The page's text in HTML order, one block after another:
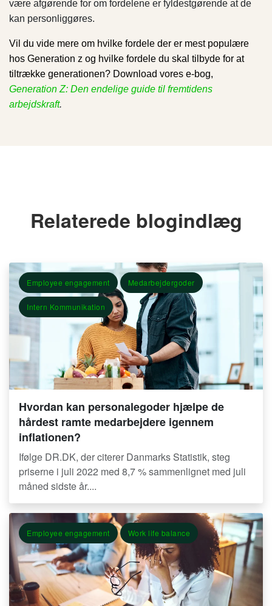
være afgørende for om fordelene er fyldestgørende at de
kan personliggøres.
Vil du vide mere om hvilke fordele der er mest populære
hos Generation z og hvilke fordele du skal tilbyde for at
tiltrække generationen? Download vores e-bog,
Generation Z: Den endelige guide til fremtidens
arbejdskraft.
Relaterede blogindlæg
Employee engagement Medarbejdergoder
Intern Kommunikation
Hvordan kan personalegoder hjælpe de
hårdest ramte medarbejdere igennem
inflationen?
Ifølge DR.DK, der citerer Danmarks Statistik, steg
priserne i juli 2022 med 8,7 % sammenlignet med juli
måned sidste år....
Employee engagement Work life balance